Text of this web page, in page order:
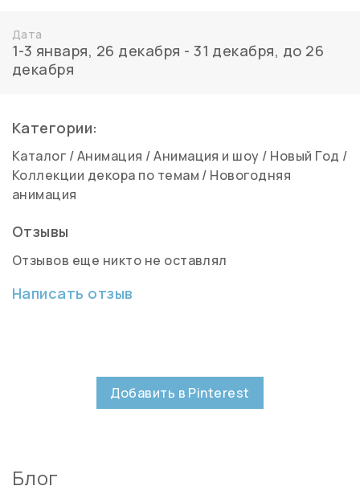
Дата
1-3 января, 26 декабря - 31 декабря, до 26
декабря
Категории:
Каталог /Анимация /Анимация и шоу / Новый Год /
Коллекции декора по темам / Новогодняя
анимация
Отзывы
Отзывов еще никто не оставлял
Написать отзыв
Добавить в Pinterest
Блог